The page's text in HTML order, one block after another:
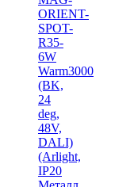
ORIENT-
SPOT-
R35-
6W
Warm3000
(BK,
24
deg,
48V,
DALI)
(Arlight,
IP20